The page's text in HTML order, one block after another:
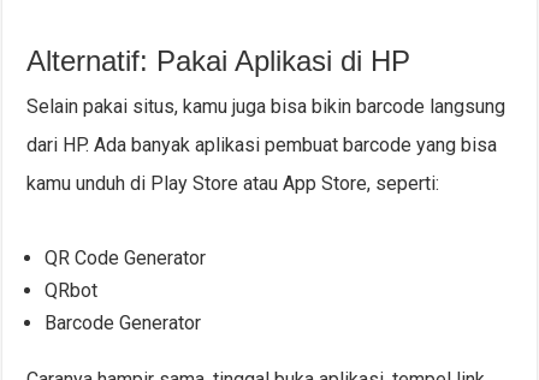
Alternatif: Pakai Aplikasi di HP
Selain pakai situs, kamu juga bisa bikin barcode langsung
dari HP. Ada banyak aplikasi pembuat barcode yang bisa
kamu unduh di Play Store atau App Store, seperti:
QR Code Generator
QRbot
Barcode Generator